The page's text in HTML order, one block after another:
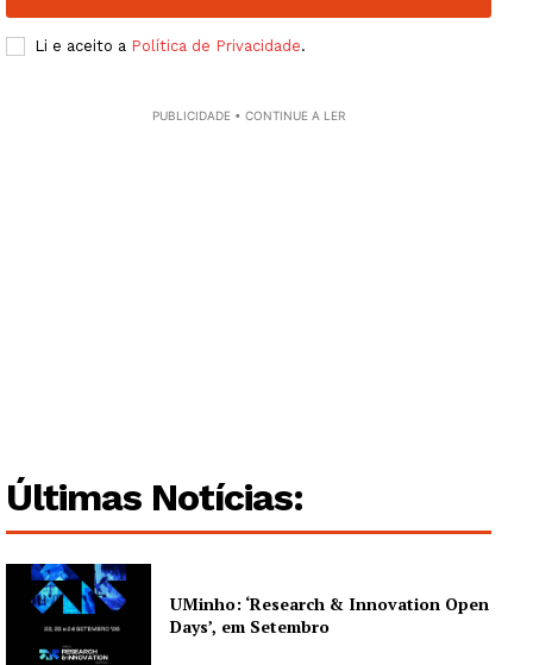
SUBSCREVA JÁ!
Li e aceito a Política de Privacidade.
PUBLICIDADE • CONTINUE A LER
Últimas Notícias:
UMinho: ‘Research & Innovation Open
Days’, em Setembro